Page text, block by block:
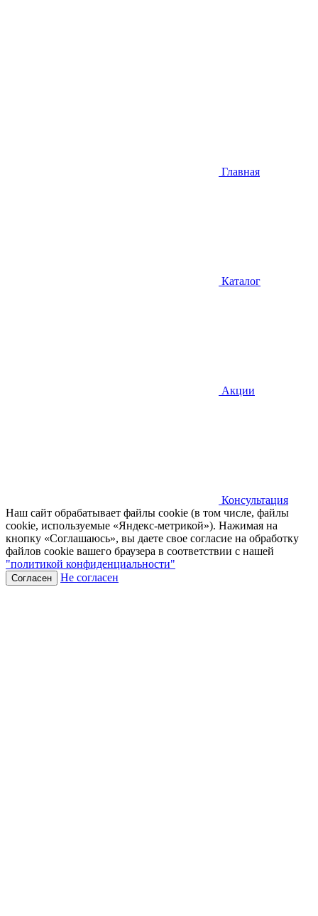
Главная
Каталог
Акции
Консультация
Наш сайт обрабатывает файлы cookie (в том числе, файлы
cookie, используемые «Яндекс-метрикой»). Нажимая на
кнопку «Соглашаюсь», вы даете свое согласие на обработку
файлов cookie вашего браузера в соответствии с нашей
"политикой конфиденциальности"
Согласен Не согласен